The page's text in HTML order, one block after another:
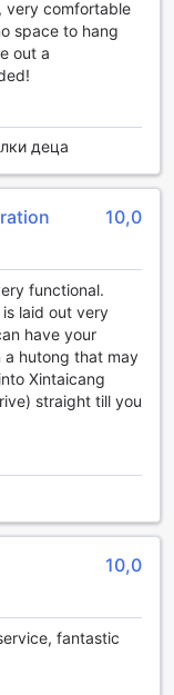
предлага
правят
Гостите
на
да проучат
без стреса от
е готов да
вашето
дали
се разходите
нашите
достъп до
Beijing
не само
Hotel Beijing
Системата за
завесите
светлина.
very comfortable
space to hang
out a
деца
10,0
functional.
laid out very
have your
a hutong that may
Xintaicang
straight till you
10,0
fantastic